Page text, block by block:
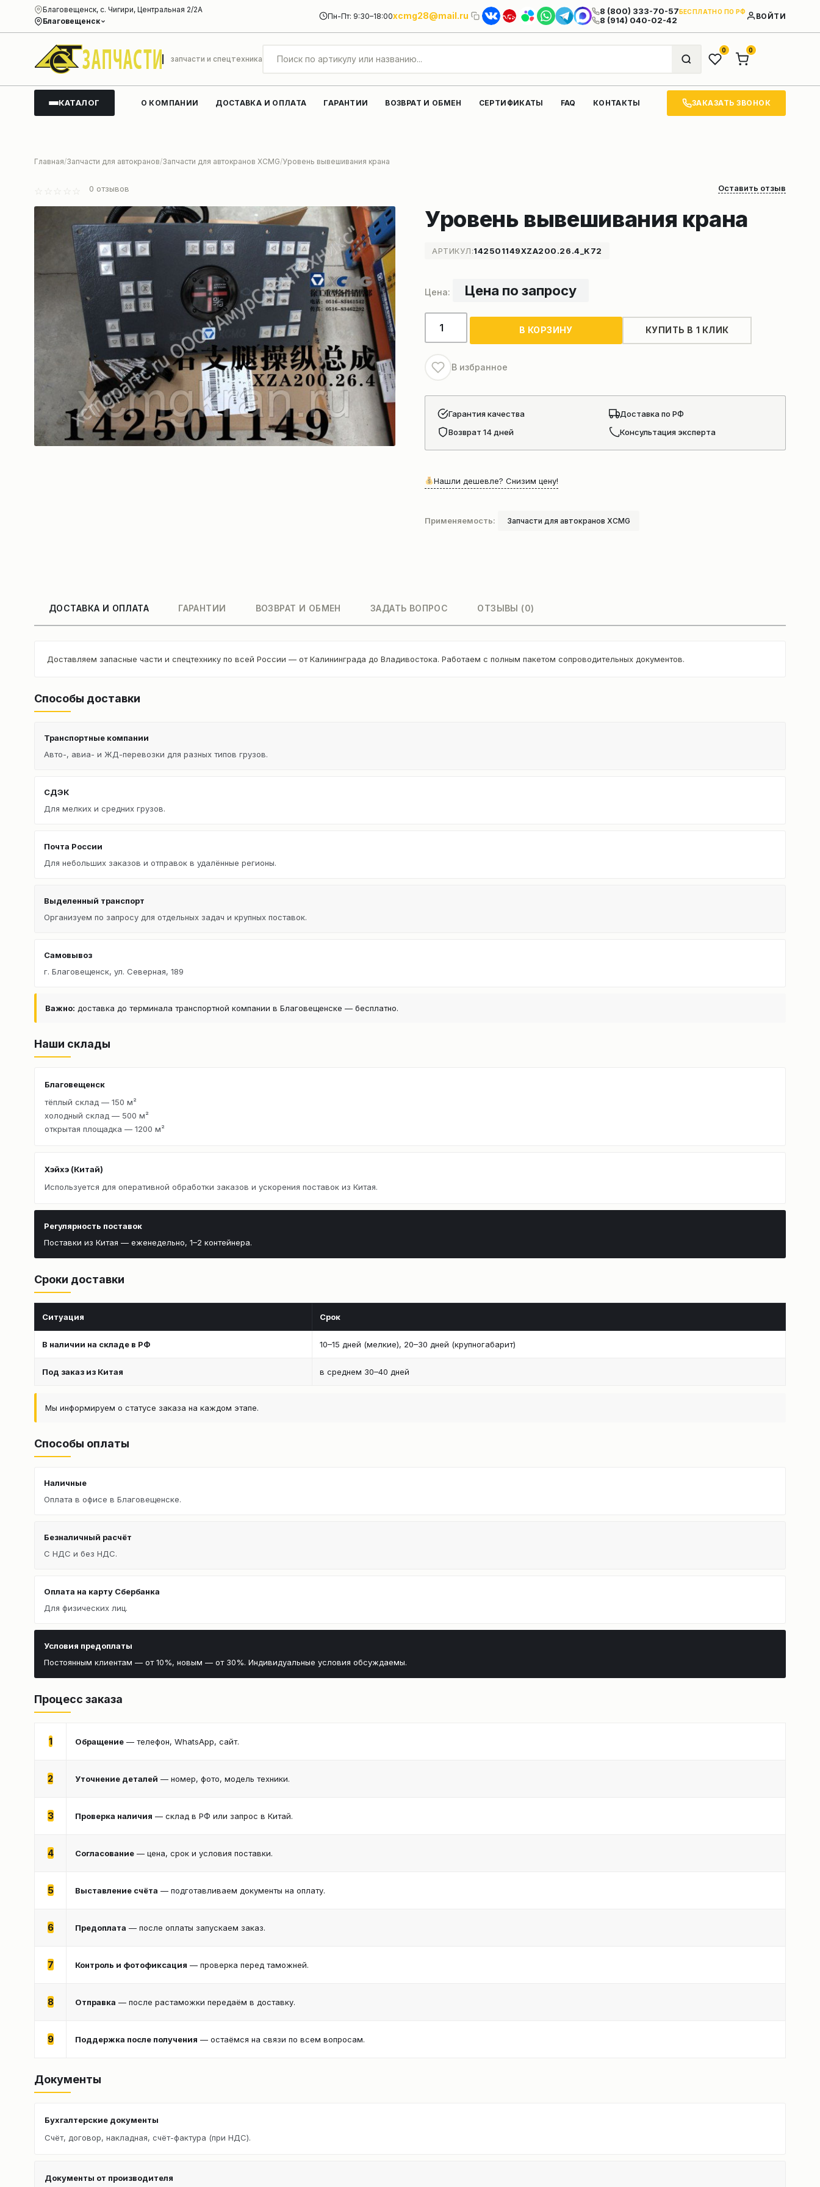
Благовещенск
Благовещенск, с. Чигири, Центральная 2/2А
Пн-Пт: 9:30–18:00xcmg28@mail.ru 8 (800) 333-70-57БЕСПЛАТНО ПО РФ
8 (914) 040-02-42 ВОЙТИ
запчасти и спецтехника
0 0
КАТАЛОГ О КОМПАНИИ ДОСТАВКА И ОПЛАТА ГАРАНТИИ ВОЗВРАТ И ОБМЕН СЕРТИФИКАТЫ FAQ КОНТАКТЫ ЗАКАЗАТЬ ЗВОНОК
Главная Запчасти для автокранов Запчасти для автокранов XCMG Уровень вывешивания крана
0 отзывов Оставить отзыв
Уровень вывешивания крана
АРТИКУЛ:142501149XZA200.26.4_K72
Цена по запросу
Количество
товара
вывешивания
крана
В КОРЗИНУ КУПИТЬ В 1 КЛИК
В избранное
Гарантия качества
Доставка по РФ
Возврат 14 дней
Консультация эксперта
Нашли дешевле? Снизим цену!
Применяемость: Запчасти для автокранов XCMG
ДОСТАВКА И ОПЛАТА ГАРАНТИИ ВОЗВРАТ И ОБМЕН ЗАДАТЬ ВОПРОС ОТЗЫВЫ (0)
Доставляем запасные части и спецтехнику по всей России — от Калининграда до Владивостока. Работаем с полным пакетом сопроводительных документов.
Способы доставки
Транспортные компании
Авто-, авиа- и ЖД-перевозки для разных типов грузов.
СДЭК
Для мелких и средних грузов.
Почта России
Для небольших заказов и отправок в удалённые регионы.
Выделенный транспорт
Организуем по запросу для отдельных задач и крупных поставок.
Самовывоз
г. Благовещенск, ул. Северная, 189
Важно: доставка до терминала транспортной компании в Благовещенске — бесплатно.
Наши склады
Благовещенск
тёплый склад — 150 м²
холодный склад — 500 м²
открытая площадка — 1200 м²
Хэйхэ (Китай)
Используется для оперативной обработки заказов и ускорения поставок из Китая.
Регулярность поставок
Поставки из Китая — еженедельно, 1–2 контейнера.
Сроки доставки
Ситуация Срок
В наличии на складе в РФ 10–15 дней (мелкие), 20–30 дней (крупногабарит)
Под заказ из Китая в среднем 30–40 дней
Мы информируем о статусе заказа на каждом этапе.
Способы оплаты
Наличные
Оплата в офисе в Благовещенске.
Безналичный расчёт
С НДС и без НДС.
Оплата на карту Сбербанка
Для физических лиц.
Условия предоплаты
Постоянным клиентам — от 10%, новым — от 30%. Индивидуальные условия обсуждаемы.
Процесс заказа
1 Обращение — телефон, WhatsApp, сайт.
2 Уточнение деталей — номер, фото, модель техники.
3 Проверка наличия — склад в РФ или запрос в Китай.
4 Согласование — цена, срок и условия поставки.
5 Выставление счёта — подготавливаем документы на оплату.
6 Предоплата — после оплаты запускаем заказ.
7 Контроль и фотофиксация — проверка перед таможней.
8 Отправка — после растаможки передаём в доставку.
9 Поддержка после получения — остаёмся на связи по всем вопросам.
Документы
Бухгалтерские документы
Счёт, договор, накладная, счёт-фактура (при НДС).
Документы от производителя